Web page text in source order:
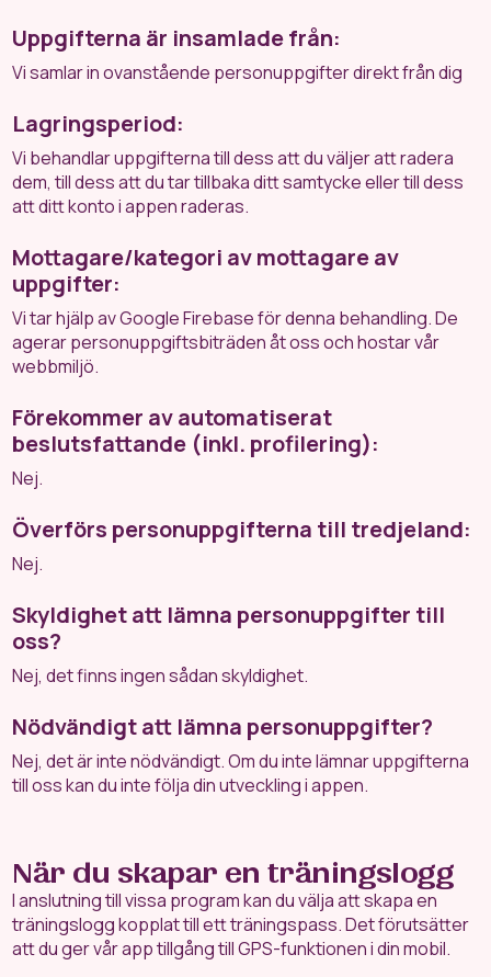
Uppgifterna är insamlade från:
Vi samlar in ovanstående personuppgifter direkt från dig
Lagringsperiod:
Vi behandlar uppgifterna till dess att du väljer att radera
dem, till dess att du tar tillbaka ditt samtycke eller till dess
att ditt konto i appen raderas.
Mottagare/kategori av mottagare av
uppgifter:
Vi tar hjälp av Google Firebase för denna behandling. De
agerar personuppgiftsbiträden åt oss och hostar vår
webbmiljö.
Förekommer av automatiserat
beslutsfattande (inkl. profilering):
Nej.
Överförs personuppgifterna till tredjeland:
Nej.
Skyldighet att lämna personuppgifter till
oss?
Nej, det finns ingen sådan skyldighet.
Nödvändigt att lämna personuppgifter?
Nej, det är inte nödvändigt. Om du inte lämnar uppgifterna
till oss kan du inte följa din utveckling i appen.
När du skapar en träningslogg
I anslutning till vissa program kan du välja att skapa en
träningslogg kopplat till ett träningspass. Det förutsätter
att du ger vår app tillgång till GPS-funktionen i din mobil.